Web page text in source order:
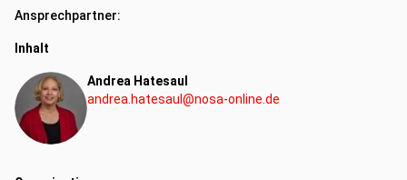
Ansprechpartner:
Inhalt
Andrea Hatesaul
andrea.hatesaul@nosa-online.de